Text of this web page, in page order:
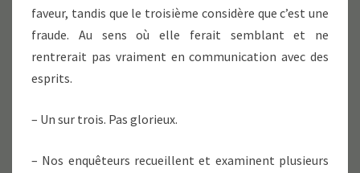
faveur, tandis que le troisième considère que c’est une
fraude. Au sens où elle ferait semblant et ne
rentrerait pas vraiment en communication avec des
esprits.
– Un sur trois. Pas glorieux.
– Nos enquêteurs recueillent et examinent plusieurs